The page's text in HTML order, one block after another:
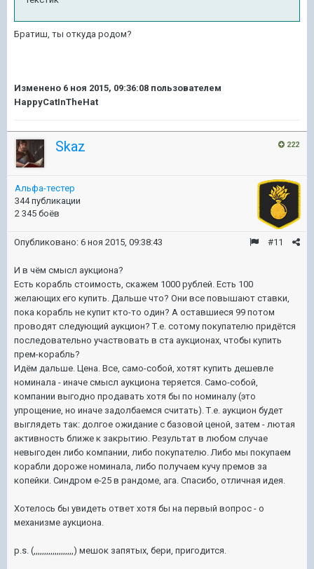
Братиш, ты откуда родом?
Изменено 6 ноя 2015, 09:36:08 пользователем
HappyCatInTheHat
222
Skaz
Альфа-тестер
344 публикации
2 345 боёв
#11
Опубликовано: 6 ноя 2015, 09:38:43
И в чём смысл аукциона?
Есть корабль стоимость, скажем 1000 рублей. Есть 100
желающих его купить. Дальше что? Они все повышают ставки,
пока корабль не купит кто-то один? А оставшиеся 99 потом
проводят следующий аукцион? Т.е. сотому покупателю придётся
последовательно участвовать в ста аукционах, чтобы купить
прем-корабль?
Идём дальше. Цена. Все, само-собой, хотят купить дешевле
номинала - иначе смысл аукциона теряется. Само-собой,
компании выгодно продавать хотя бы по номиналу (это
упрощение, но иначе задолбаемся считать). Т.е. аукцион будет
выглядеть так: долгое ожидание с базовой ценой, затем - лютая
активность ближе к закрытию. Результат в любом случае
невыгоден либо компании, либо покупателю. Либо мы покупаем
корабли дороже номинала, либо получаем кучу премов за
копейки. Синдром e-25 в рандоме, ага. Спасибо, отличная идея.
Хотелось бы увидеть ответ хотя бы на первый вопрос - о
механизме аукциона.
p.s. (,,,,,,,,,,,,,,,,,,,) мешок запятых, бери, пригодится.